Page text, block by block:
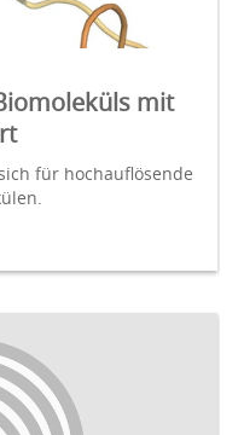
mit
für hochauflösende